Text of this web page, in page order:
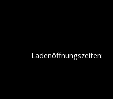
Ladenöffnungszeiten: